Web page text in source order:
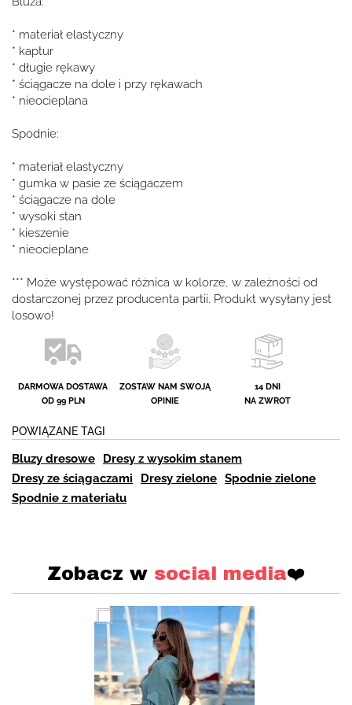
* materiał elastyczny
* kaptur
* długie rękawy
* ściągacze na dole i przy rękawach
* nieocieplana
Spodnie:
* materiał elastyczny
* gumka w pasie ze ściągaczem
* ściągacze na dole
* wysoki stan
* kieszenie
* nieocieplane
*** Może występować różnica w kolorze, w zależności od
dostarczonej przez producenta partii. Produkt wysyłany jest
losowo!
DARMOWA DOSTAWA
OD 99 PLN
ZOSTAW NAM SWOJĄ
OPINIE
14 DNI
NA ZWROT
POWIĄZANE TAGI
Bluzy dresowe
Dresy z wysokim stanem
Dresy ze ściągaczami
Dresy zielone Spodnie zielone
Spodnie z materiału
Zobacz w social media❤️